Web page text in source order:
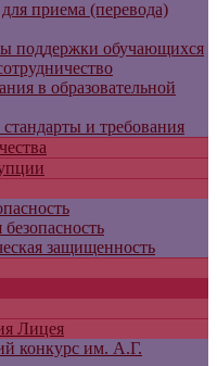
приема (перевода)
поддержки обучающихся
в образовательной
и требования
защищенность
Лицея
конкурс им. А.Г.